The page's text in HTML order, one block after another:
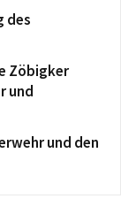
des
Zöbigker
und
und den